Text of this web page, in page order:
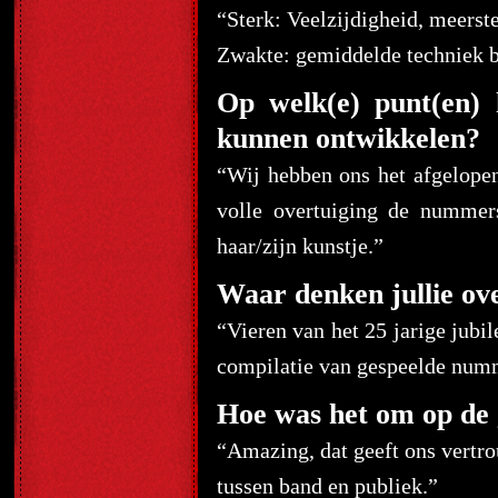
“Sterk: Veelzijdigheid,
Zwakte: gemiddelde techniek
Op welk(e)
kunnen ontwikkelen?
“Wij hebben ons het
volle overtuiging de
haar/zijn kunstje.”
Waar denken jullie
“Vieren van het 25 jarige
compilatie van gespeelde
Hoe was het om op
“Amazing, dat geeft ons
tussen band en publiek.”